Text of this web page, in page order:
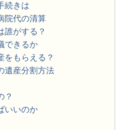
続きは
院代の清算
誰がする？
できるか
をもらえる？
遺産分割方法
？
いいのか